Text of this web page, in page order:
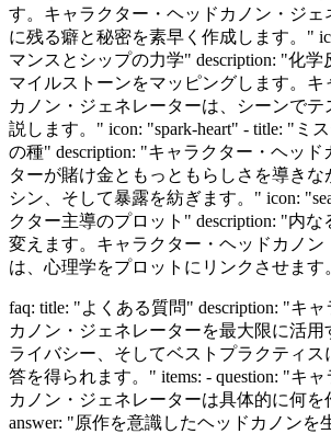
す。キャラクター・ヘッドカノン・ジェ
に残る癖と秘密を素早く作成します。"
マンスとシップの力学" description: "化
マイルストーンをマッピングします。キ
カノン・ジェネレーターは、シーンで
説します。" icon: "spark-heart" - title: "ミ
の種" description: "キャラクター・ヘッ
ターが賭け金ともっともらしさを導きな
シン、そして暴露を紡ぎます。" icon:
クター主導のプロット" description: "内
変えます。キャラクター・ヘッドカノン
は、心理学をプロットにリンクさせます
faq: title: "よくある質問" description: "キ
カノン・ジェネレーターを最大限に活
ライバシー、そしてベストプラクティス
答を得られます。" items: - question: "キ
カノン・ジェネレーターは具体的に何
answer: "原作を意識したヘッドカノンを